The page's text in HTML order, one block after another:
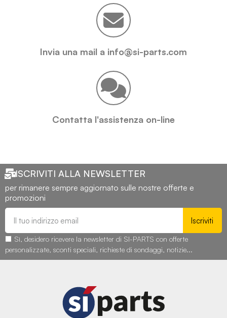
Invia una mail a info@si-parts.com
Contatta l'assistenza on-line
ISCRIVITI ALLA NEWSLETTER
per rimanere sempre aggiornato sulle nostre offerte e
promozioni
Iscriviti
Sì, desidero ricevere la newsletter di SI-PARTS con offerte
personalizzate, sconti speciali, richieste di sondaggi, notizie...